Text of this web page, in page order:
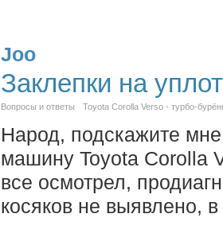
Joo
Заклепки на
Вопросы и ответы Toyota Corolla Verso - турбо-
Народ, подскажите
машину Toyota Corolla
все осмотрел,
косяков не выявлено,